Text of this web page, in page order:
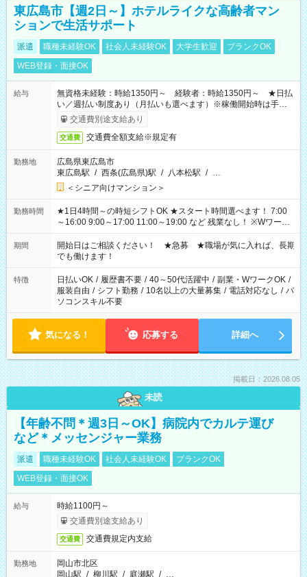
東広島市【週2日～】ホテルライクな高齢者マン
ションで生活サポート
派遣 職種未経験OK 社会人未経験OK 大学生歓迎
ブランクOK
WEB登録・面接OK
給与
無資格未経験：時給1350円～ 経験者：時給1350円～ ★日払
い／週払い制度あり（月払いも選べます）※稼働開始時は手続き
完了次第のお支払いとなります。
交通費別途支給あり
交通費 交通費全額支給※規定有
勤務地
広島県東広島市
東広島駅 / 西条(広島県)駅 / 八本松駅 / …
＜シニア向けマンション＞
勤務時間
★1日4時間～の時短シフトOK ★スタート時間選べます！ 7:00
～16:00 9:00～17:00 11:00～19:00 など 残業なし！ ※Wワーク
の場合、他のお仕事と合わせ週40時間超の就業はご案内できま
せん ※法令に基づき、週20時間以上勤務は社会保険への加入対
象となります ※労働者派遣法（日雇い派遣の原則禁止）によ
り、短時間・短期間の就業はご案内が難しい場合があります
期間
開始日はご相談ください！ ★急募 ★職場が気に入れば、長期
でも働けます！
特徴 日払いOK / 履歴書不要 / 40～50代活躍中 / 副業・WワークOK /
服装自由 / シフト勤務 / 10名以上の大量募集 / 電話対応なし / パ
ソコンスキル不要
気になる！ 応募する 詳細へ
掲載日：2026.08.05
未読
【年齢不問＊週3日～OK】病院内でカルテ運び
など＊メッセンジャー業務
派遣 職種未経験OK 社会人未経験OK
ブランクOK
WEB登録・面接OK
給与
時給1100円～
交通費別途支給あり
交通費 交通費規定内支給
勤務地
岡山市北区
岡山駅 / 柳川駅 / 庭瀬駅 / …